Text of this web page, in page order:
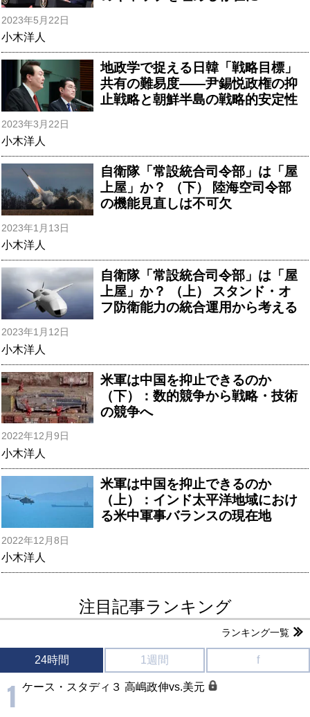
2023年5月22日
小木洋人
地政学で捉える日韓「戦略目標」
共有の難易度――尹錫悦政権の抑
止戦略と朝鮮半島の戦略的安定性
2023年3月22日
小木洋人
自衛隊「常設統合司令部」は「屋
上屋」か？ （下） 陸海空司令部
の機能見直しは不可欠
2023年1月13日
小木洋人
自衛隊「常設統合司令部」は「屋
上屋」か？ （上） スタンド・オ
フ防衛能力の統合運用から考える
2023年1月12日
小木洋人
米軍は中国を抑止できるのか
（下）：数的競争から戦略・技術
の競争へ
2022年12月9日
小木洋人
米軍は中国を抑止できるのか
（上）：インド太平洋地域におけ
る米中軍事バランスの現在地
2022年12月8日
小木洋人
注目記事ランキング
ランキング一覧
24時間 1週間 f
1 ケース・スタディ３ 高嶋政伸vs.美元